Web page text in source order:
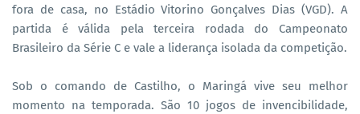
fora de casa, no Estádio Vitorino Gonçalves Dias (VGD). A
partida é válida pela terceira rodada do Campeonato
Brasileiro da Série C e vale a liderança isolada da competição.
Sob o comando de Castilho, o Maringá vive seu melhor
momento na temporada. São 10 jogos de invencibilidade,